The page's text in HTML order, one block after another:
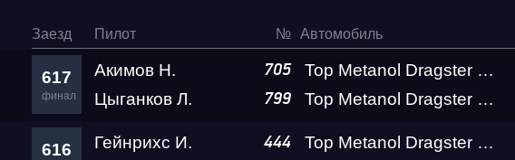
Заезд Пилот № Автомобиль
617
финал
Акимов Н. 705 Top Metanol Dragster Barracuda
Цыганков Л.
799 Top Metanol Dragster SINIY MaxRide Motorsport
616 Гейнрихс И. 444 Top Metanol Dragster GHOST RIDER RDRC Technology